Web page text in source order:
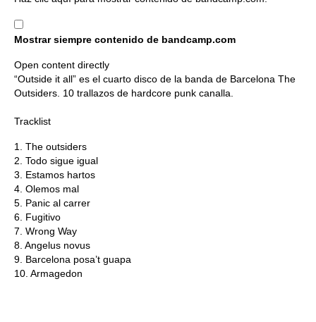
de
bandcamp.com
Mostrar siempre contenido de bandcamp.com
Open content directly
“Outside it all” es el cuarto disco de la banda de Barcelona The
Outsiders. 10 trallazos de hardcore punk canalla.
Tracklist
1. The outsiders
2. Todo sigue igual
3. Estamos hartos
4. Olemos mal
5. Panic al carrer
6. Fugitivo
7. Wrong Way
8. Angelus novus
9. Barcelona posa’t guapa
10. Armagedon